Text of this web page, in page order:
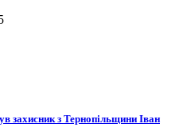
захисник з Тернопільщини Іван